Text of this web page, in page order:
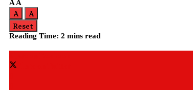
A A
A
A
Reset
Reading Time: 2 mins read